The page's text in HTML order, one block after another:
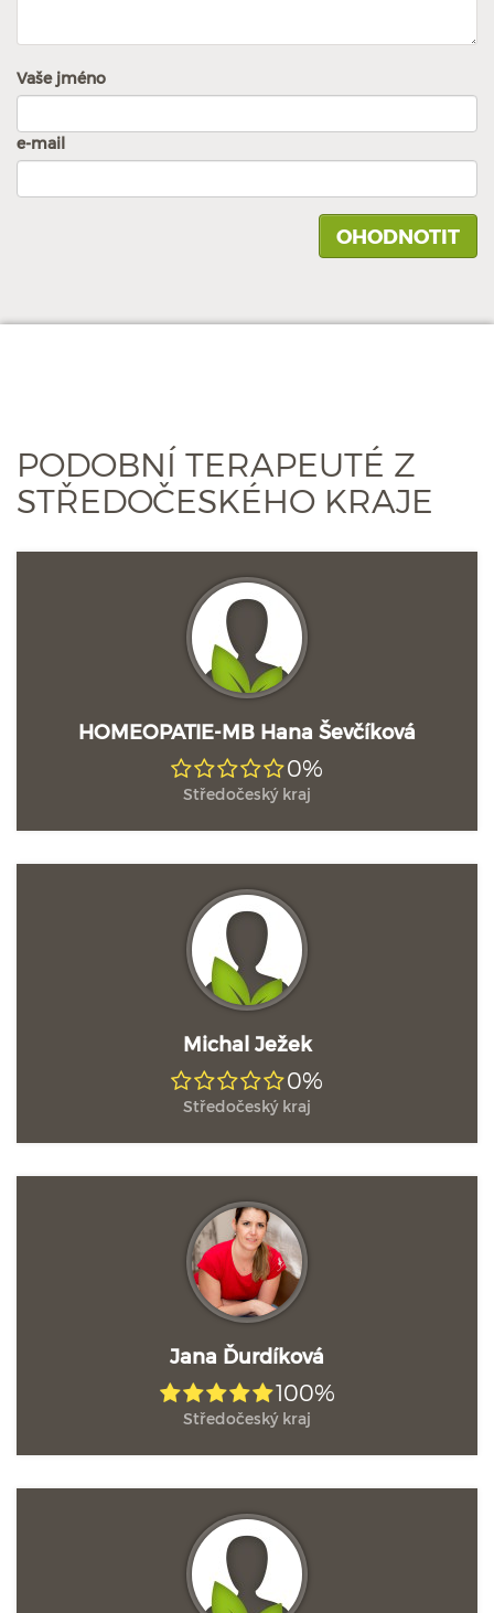
Vaše jméno
e-mail
PODOBNÍ TERAPEUTÉ Z
STŘEDOČESKÉHO KRAJE
HOMEOPATIE-MB Hana Ševčíková
0%
Středočeský kraj
Michal Ježek
0%
Středočeský kraj
Jana Ďurdíková
100%
Středočeský kraj